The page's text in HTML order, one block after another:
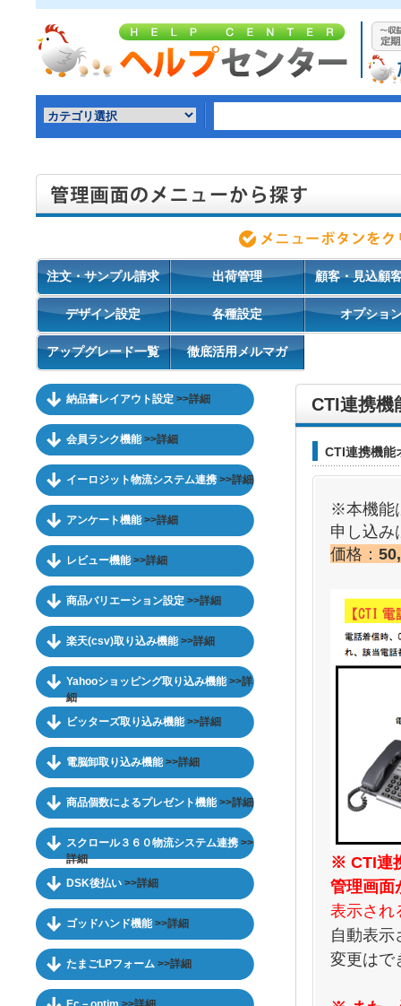
注文・サンプル請求 出荷管理 顧客・見込顧
デザイン設定 各種設定 オプショ
アップグレード一覧 徹底活用メルマガ
納品書レイアウト設定 >>詳細
会員ランク機能>>詳細
イーロジット物流システム連携 >>詳細
アンケート機能>>詳細
レビュー機能>>詳細
商品バリエーション設定 >>詳細
楽天(csv)取り込み機能>>詳細
Yahooショッピング取り込み機能>>詳
細
ビッターズ取り込み機能>>詳細
電脳卸取り込み機能>>詳細
商品個数によるプレゼント機能>>詳細
スクロール３６０物流システム連携 >>
詳細
DSK後払い >>詳細
ゴッドハンド機能>>詳細
たまごLPフォーム >>詳細
CTI連携機
CTI連携機能
※本機能
申し込み
価格：
※ CTI連
管理画面
表示され
自動表示
変更はで